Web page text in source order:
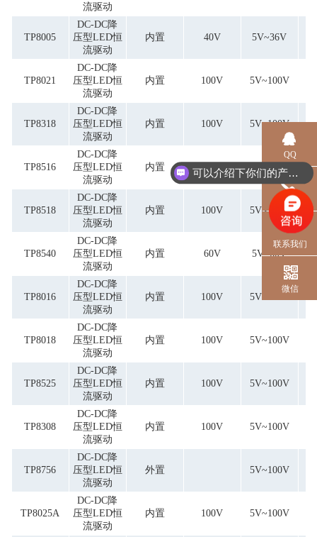
流驱动
TP8005
DC-DC降
压型LED恒
流驱动
内置 40V 5V~36V
TP8021
DC-DC降
压型LED恒
流驱动
内置 100V 5V~100V
TP8318
DC-DC降
压型LED恒
流驱动
内置 100V 5V~100V
TP8516
DC-DC降
压型LED恒
流驱动
内置 100V 5V~100V
TP8518
DC-DC降
压型LED恒
流驱动
内置 100V 5V~100V
TP8540
DC-DC降
压型LED恒
流驱动
内置 60V 5V~60V
TP8016
DC-DC降
压型LED恒
流驱动
内置 100V 5V~100V
TP8018
DC-DC降
压型LED恒
流驱动
内置 100V 5V~100V
TP8525
DC-DC降
压型LED恒
流驱动
内置 100V 5V~100V
TP8308
DC-DC降
压型LED恒
流驱动
内置 100V 5V~100V
TP8756
DC-DC降
压型LED恒
流驱动
外置 5V~100V
TP8025A
DC-DC降
压型LED恒
流驱动
内置 100V 5V~100V
QQ
电话
联系我们
微信
可以介绍下你们的产品么？